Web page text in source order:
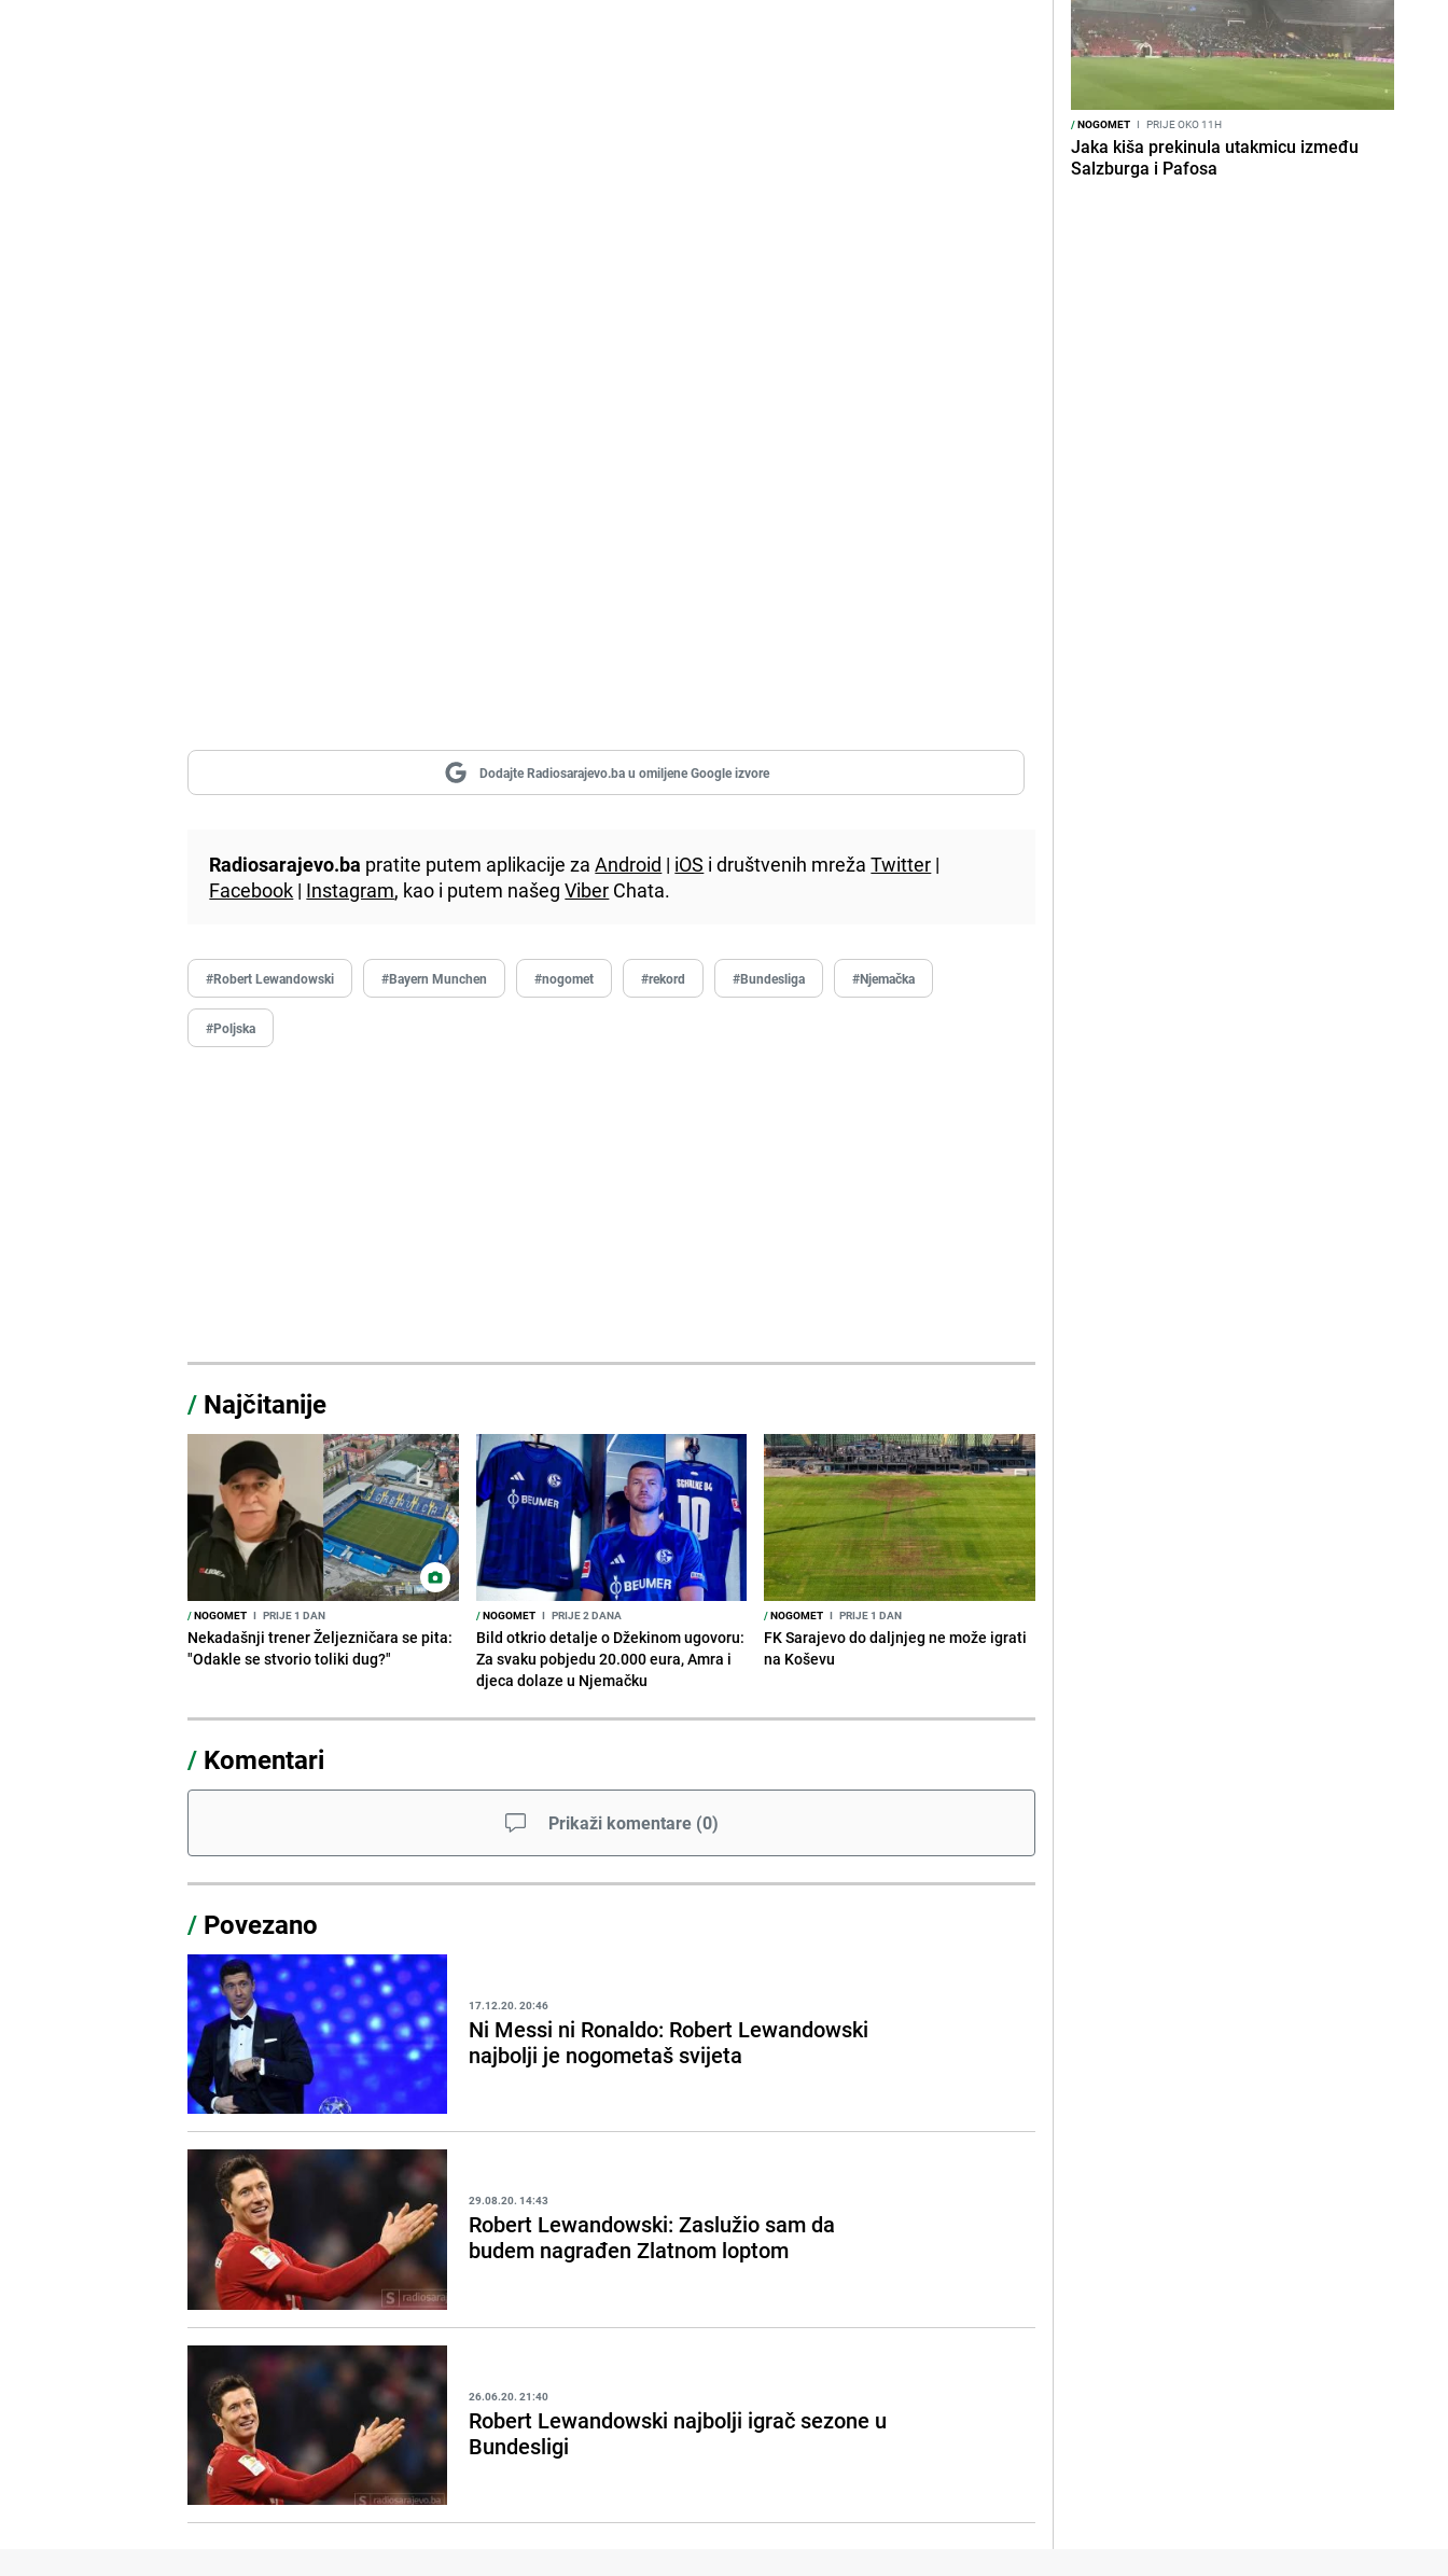
Dodajte Radiosarajevo.ba u omiljene Google izvore
Radiosarajevo.ba pratite putem aplikacije zaAndroid | iOS i društvenih mrežaTwitter |
Facebook | Instagram, kao i putem našegViber Chata.
#Robert Lewandowski #Bayern Munchen #nogomet #rekord #Bundesliga #Njemačka
#Poljska
/ Najčitanije
/NOGOMET I PRIJE 1 DAN
Nekadašnji trener Željezničara se pita:
"Odakle se stvorio toliki dug?"
/NOGOMET I PRIJE 2 DANA
Bild otkrio detalje o Džekinom ugovoru:
Za svaku pobjedu 20.000 eura, Amra i
djeca dolaze u Njemačku
/NOGOMET I PRIJE 1 DAN
FK Sarajevo do daljnjeg ne može igrati
na Koševu
/ Komentari
Prikaži komentare (0)
/ Povezano
17.12.20. 20:46
Ni Messi ni Ronaldo: Robert Lewandowski
najbolji je nogometaš svijeta
29.08.20. 14:43
Robert Lewandowski: Zaslužio sam da
budem nagrađen Zlatnom loptom
26.06.20. 21:40
Robert Lewandowski najbolji igrač sezone u
Bundesligi
/NOGOMET I PRIJE OKO 11H
Jaka kiša prekinula utakmicu između
Salzburga i Pafosa